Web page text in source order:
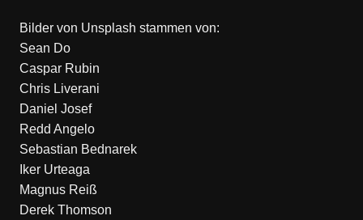
Bilder von Unsplash stammen von:
Sean Do
Caspar Rubin
Chris Liverani
Daniel Josef
Redd Angelo
Sebastian Bednarek
Iker Urteaga
Magnus Reiß
Derek Thomson